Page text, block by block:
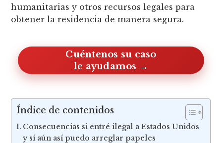
humanitarias y otros recursos legales para
obtener la residencia de manera segura.
Cuéntenos su caso, le ayudamos
Índice de contenidos
Consecuencias si entré ilegal a Estados Unidos
y si aún así puedo arreglar papeles